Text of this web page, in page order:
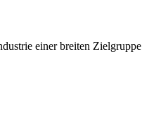
einer breiten Zielgruppe